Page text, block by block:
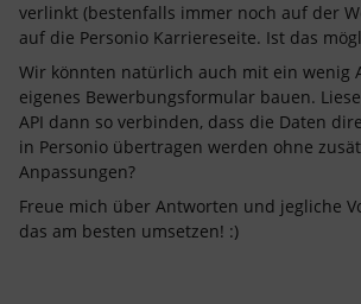
verlinkt (bestenfalls immer noch auf der
auf die Personio Karriereseite. Ist das
Wir könnten natürlich auch mit ein wenig
eigenes Bewerbungsformular bauen.
API dann so verbinden, dass die Daten
in Personio übertragen werden ohne
Anpassungen?
Freue mich über Antworten und jegliche
das am besten umsetzen! :)